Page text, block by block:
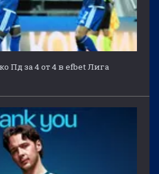
Пд за 4 от 4 в efbet Лига